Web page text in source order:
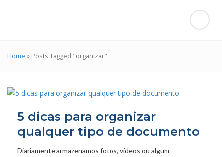
Home » Posts Tagged "organizar"
5 dicas para organizar
qualquer tipo de documento
Diariamente armazenamos fotos, vídeos ou algum